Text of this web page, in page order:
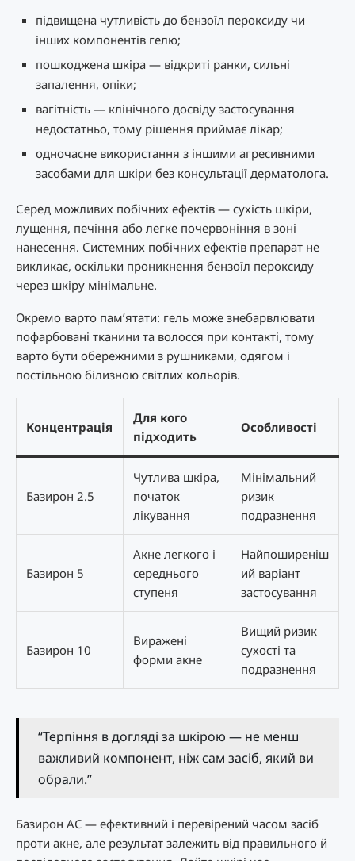
підвищена чутливість до бензоїл пероксиду чи
інших компонентів гелю;
пошкоджена шкіра — відкриті ранки, сильні
запалення, опіки;
вагітність — клінічного досвіду застосування
недостатньо, тому рішення приймає лікар;
одночасне використання з іншими агресивними
засобами для шкіри без консультації дерматолога.
Серед можливих побічних ефектів — сухість шкіри,
лущення, печіння або легке почервоніння в зоні
нанесення. Системних побічних ефектів препарат не
викликає, оскільки проникнення бензоїл пероксиду
через шкіру мінімальне.
Окремо варто пам’ятати: гель може знебарвлювати
пофарбовані тканини та волосся при контакті, тому
варто бути обережними з рушниками, одягом і
постільною білизною світлих кольорів.
Концентрація
Для кого
підходить
Особливості
Базирон 2.5
Чутлива шкіра,
початок
лікування
Мінімальний
ризик
подразнення
Базирон 5
Акне легкого і
середнього
ступеня
Найпоширеніш
ий варіант
застосування
Базирон 10
Виражені
форми акне
Вищий ризик
сухості та
подразнення
“Терпіння в догляді за шкірою — не менш
важливий компонент, ніж сам засіб, який ви
обрали.”
Базирон AC — ефективний і перевірений часом засіб
проти акне, але результат залежить від правильного й